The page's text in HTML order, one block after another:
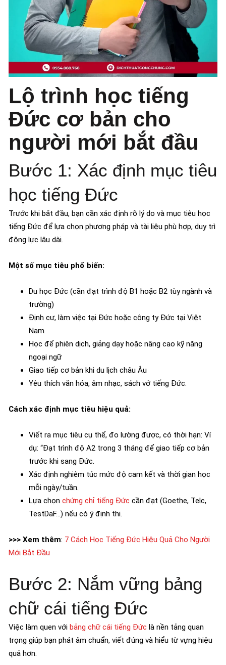
Lộ trình học tiếng
Đức cơ bản cho
người mới bắt đầu
Bước 1: Xác định mục tiêu
học tiếng Đức
Trước khi bắt đầu, bạn cần xác định rõ lý do và mục tiêu học
tiếng Đức để lựa chọn phương pháp và tài liệu phù hợp, duy trì
động lực lâu dài.
Một số mục tiêu phổ biến:
Du học Đức (cần đạt trình độ B1 hoặc B2 tùy ngành và
trường)
Định cư, làm việc tại Đức hoặc công ty Đức tại Việt
Nam
Học để phiên dịch, giảng dạy hoặc nâng cao kỹ năng
ngoại ngữ
Giao tiếp cơ bản khi du lịch châu Âu
Yêu thích văn hóa, âm nhạc, sách vở tiếng Đức.
Cách xác định mục tiêu hiệu quả:
Viết ra mục tiêu cụ thể, đo lường được, có thời hạn: Ví
dụ: “Đạt trình độ A2 trong 3 tháng để giao tiếp cơ bản
trước khi sang Đức.
Xác định nghiêm túc mức độ cam kết và thời gian học
mỗi ngày/tuần.
Lựa chọn chứng chỉ tiếng Đức cần đạt (Goethe, Telc,
TestDaF…) nếu có ý định thi.
>>> Xem thêm: 7 Cách Học Tiếng Đức Hiệu Quả Cho Người
Mới Bắt Đầu
Bước 2: Nắm vững bảng
chữ cái tiếng Đức
Việc làm quen với bảng chữ cái tiếng Đức là nền tảng quan
trọng giúp bạn phát âm chuẩn, viết đúng và hiểu từ vựng hiệu
quả hơn.